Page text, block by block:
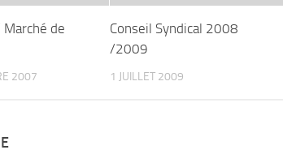
de
2007
Conseil Syndical 2008
/2009
1 JUILLET 2009